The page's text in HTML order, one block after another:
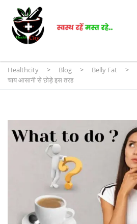
Healthcity > Blog > Belly Fat >
चाय आसानी से छोड़े इस तरह